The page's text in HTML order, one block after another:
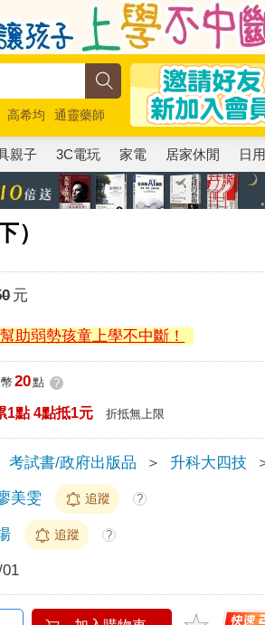
高希均
通靈藥師
親子 3C電玩 家電 居家休閒 日
）
元
助弱勢孩童上學不中斷！
20點 ?
1點 4點抵1元 折抵無上限
考試書/政府出版品 ＞ 升科大四技
美雯 追蹤 ?
追蹤 ?